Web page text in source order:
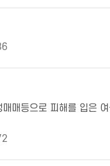
매매등으로 피해를 입